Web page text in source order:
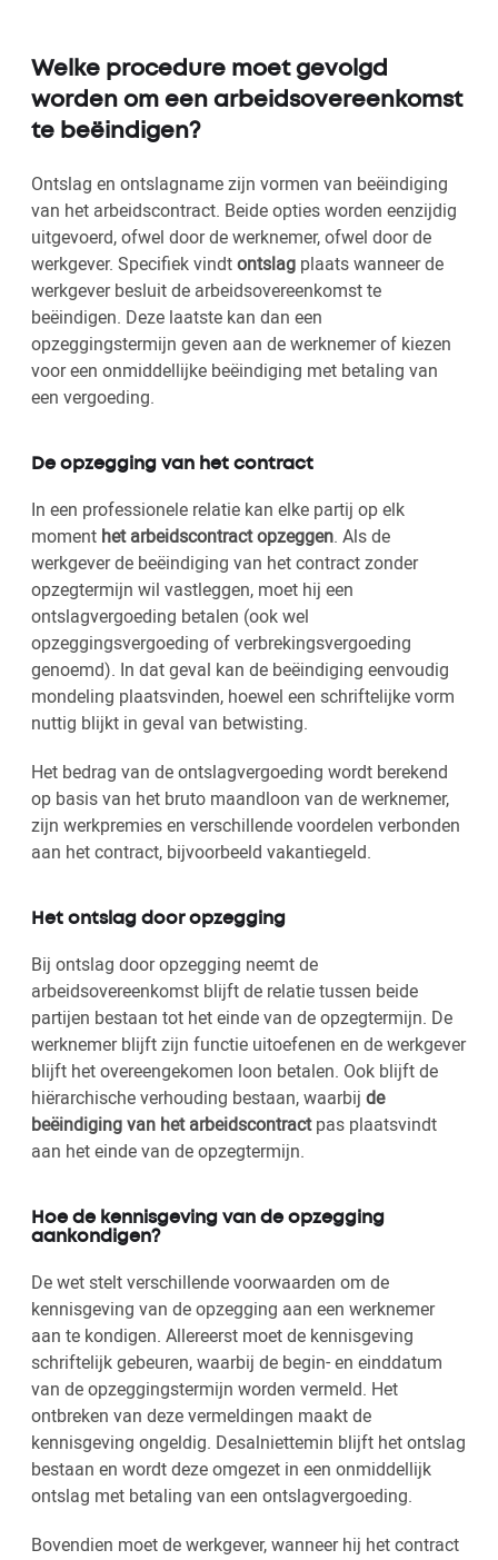
Welke procedure moet gevolgd
worden om een arbeidsovereenkomst
te beëindigen?
Ontslag en ontslagname zijn vormen van beëindiging
van het arbeidscontract. Beide opties worden eenzijdig
uitgevoerd, ofwel door de werknemer, ofwel door de
werkgever. Specifiek vindtontslag plaats wanneer de
werkgever besluit de arbeidsovereenkomst te
beëindigen. Deze laatste kan dan een
opzeggingstermijn geven aan de werknemer of kiezen
voor een onmiddellijke beëindiging met betaling van
een vergoeding.
De opzegging van het contract
In een professionele relatie kan elke partij op elk
moment het arbeidscontract opzeggen. Als de
werkgever de beëindiging van het contract zonder
opzegtermijn wil vastleggen, moet hij een
ontslagvergoeding betalen (ook wel
opzeggingsvergoeding of verbrekingsvergoeding
genoemd). In dat geval kan de beëindiging eenvoudig
mondeling plaatsvinden, hoewel een schriftelijke vorm
nuttig blijkt in geval van betwisting.
Het bedrag van de ontslagvergoeding wordt berekend
op basis van het bruto maandloon van de werknemer,
zijn werkpremies en verschillende voordelen verbonden
aan het contract, bijvoorbeeld vakantiegeld.
Het ontslag door opzegging
Bij ontslag door opzegging neemt de
arbeidsovereenkomst blijft de relatie tussen beide
partijen bestaan tot het einde van de opzegtermijn. De
werknemer blijft zijn functie uitoefenen en de werkgever
blijft het overeengekomen loon betalen. Ook blijft de
hiërarchische verhouding bestaan, waarbij de
beëindiging van het arbeidscontractpas plaatsvindt
aan het einde van de opzegtermijn.
Hoe de kennisgeving van de opzegging
aankondigen?
De wet stelt verschillende voorwaarden om de
kennisgeving van de opzegging aan een werknemer
aan te kondigen. Allereerst moet de kennisgeving
schriftelijk gebeuren, waarbij de begin- en einddatum
van de opzeggingstermijn worden vermeld. Het
ontbreken van deze vermeldingen maakt de
kennisgeving ongeldig. Desalniettemin blijft het ontslag
bestaan en wordt deze omgezet in een onmiddellijk
ontslag met betaling van een ontslagvergoeding.
Bovendien moet de werkgever, wanneer hij het contract